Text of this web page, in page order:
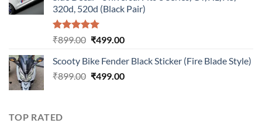
320d, 520d (Black Pair)
Rated5.00
₹899.00 Original
was:
₹899.00.
₹499.00Current
is:
₹499.00.
Scooty Bike Fender Black Sticker (Fire Blade Style)
₹899.00 Original
₹499.00Current
TOP RATED